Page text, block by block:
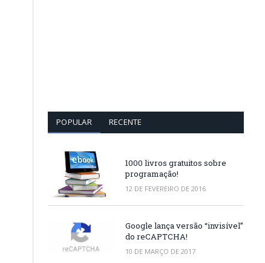
POPULAR RECENTE
1000 livros gratuitos sobre
programação!
12 DE FEVEREIRO DE 2016
Google lança versão “invisível”
do reCAPTCHA!
10 DE MARÇO DE 2017